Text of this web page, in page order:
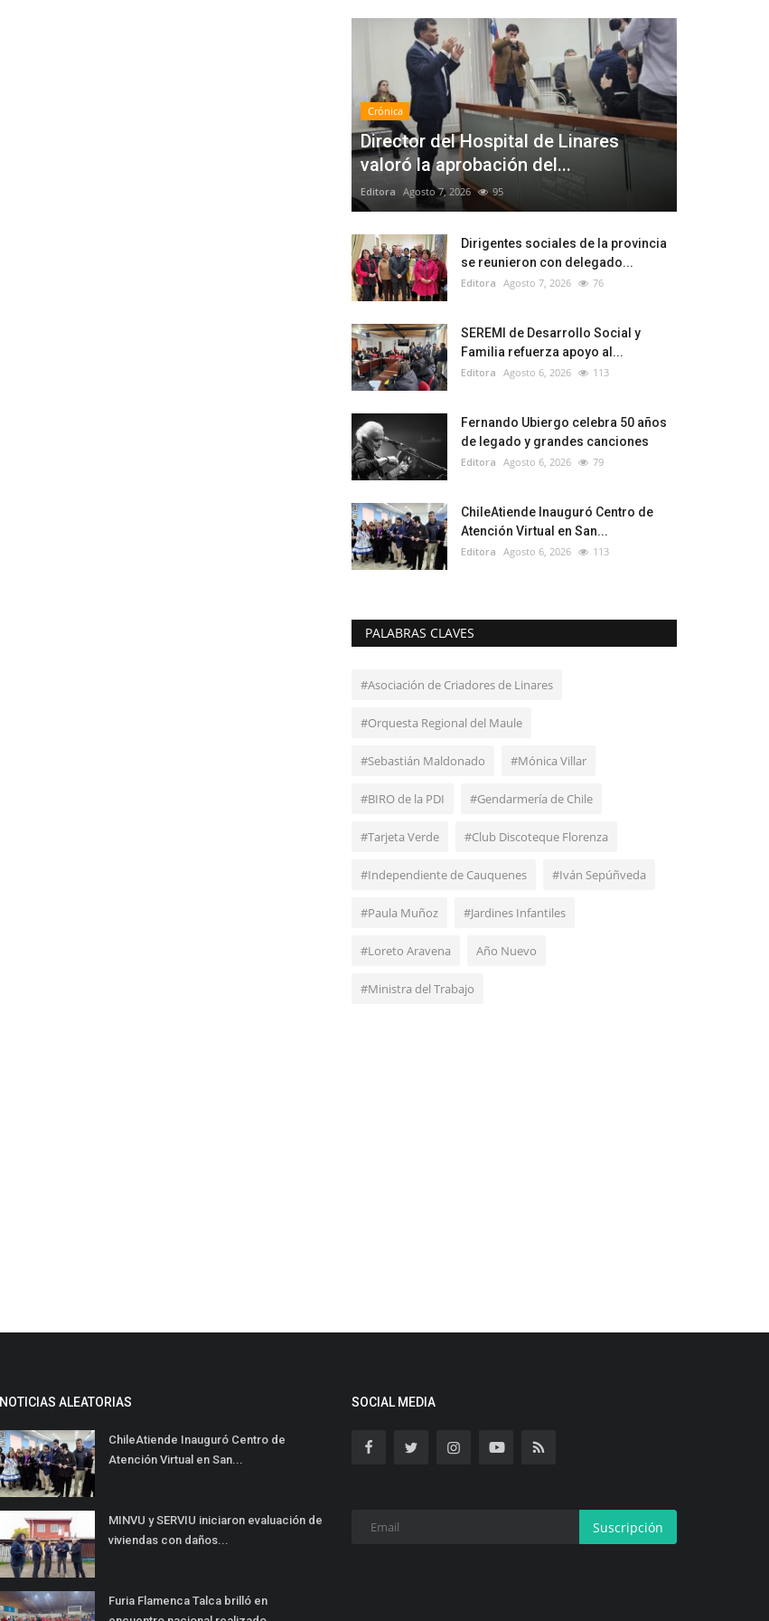
Crónica
Director del Hospital de Linares
valoró la aprobación del...
Editora Agosto 7, 2026 95
Dirigentes sociales de la provincia
se reunieron con delegado...
Editora Agosto 7, 2026 76
SEREMI de Desarrollo Social y
Familia refuerza apoyo al...
Editora Agosto 6, 2026 113
Fernando Ubiergo celebra 50 años
de legado y grandes canciones
Editora Agosto 6, 2026 79
ChileAtiende Inauguró Centro de
Atención Virtual en San...
Editora Agosto 6, 2026 113
PALABRAS CLAVES
#Asociación de Criadores de Linares
#Orquesta Regional del Maule
#Sebastián Maldonado #Mónica Villar
#BIRO de la PDI #Gendarmería de Chile
#Tarjeta Verde #Club Discoteque Florenza
#Independiente de Cauquenes #Iván Sepúñveda
#Paula Muñoz #Jardines Infantiles
#Loreto Aravena Año Nuevo
#Ministra del Trabajo
NOTICIAS ALEATORIAS
ChileAtiende Inauguró Centro de
Atención Virtual en San...
MINVU y SERVIU iniciaron evaluación de
viviendas con daños...
Furia Flamenca Talca brilló en
SOCIAL MEDIA
Suscripción